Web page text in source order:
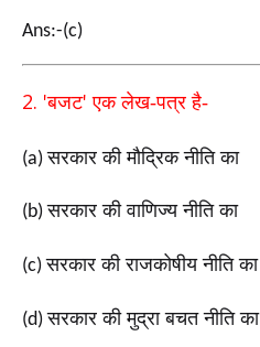
Ans:-(c)
2. 'बजट'एक लेख-पत्र है-
(a)सरकार की मौद्रिक नीति का
(b)सरकार की वाणिज्य नीति का
(c)सरकार की राजकोषीय नीति का
(d)सरकार की मुद्रा बचत नीति का